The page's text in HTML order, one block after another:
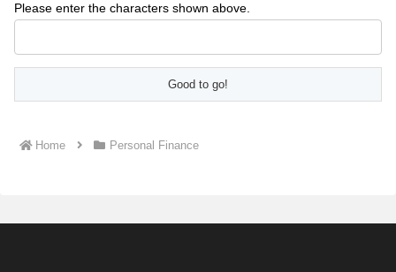
Please enter the characters shown above.
Home Personal Finance